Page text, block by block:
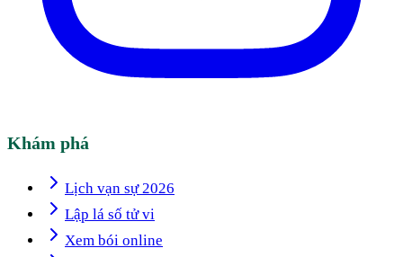
Khám phá
Lịch vạn sự 2026
Lập lá số tử vi
Xem bói online